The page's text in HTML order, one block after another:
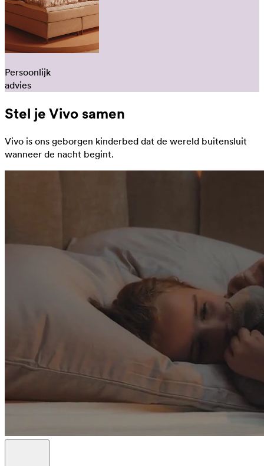
Persoonlijk
advies
Stel je Vivo samen
Vivo is ons geborgen kinderbed dat de wereld buitensluit
wanneer de nacht begint.